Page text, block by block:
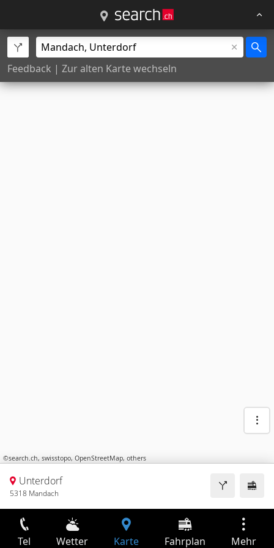
Feedback | Zur alten Karte wechseln
©search.ch, swisstopo, OpenStreetMap, others
Unterdorf
5318 Mandach
Tel Wetter Karte Fahrplan Mehr